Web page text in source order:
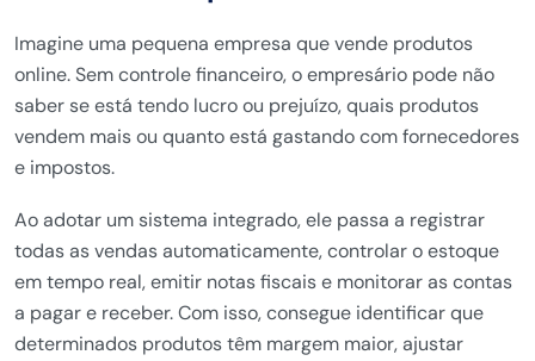
Imagine uma pequena empresa que vende produtos
online. Sem controle financeiro, o empresário pode não
saber se está tendo lucro ou prejuízo, quais produtos
vendem mais ou quanto está gastando com fornecedores
e impostos.
Ao adotar um sistema integrado, ele passa a registrar
todas as vendas automaticamente, controlar o estoque
em tempo real, emitir notas fiscais e monitorar as contas
a pagar e receber. Com isso, consegue identificar que
determinados produtos têm margem maior, ajustar